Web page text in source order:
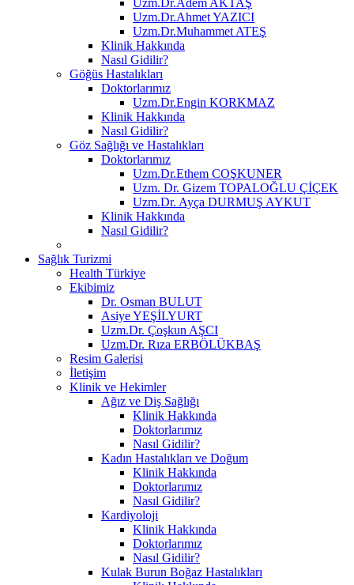
Uzm.Dr.Ahmet YAZICI
Uzm.Dr.Muhammet ATEŞ
Klinik Hakkında
Nasıl Gidilir?
Göğüs Hastalıkları
Doktorlarımız
Uzm.Dr.Engin KORKMAZ
Klinik Hakkında
Nasıl Gidilir?
Göz Sağlığı ve Hastalıkları
Doktorlarımız
Uzm.Dr.Ethem COŞKUNER
Uzm. Dr. Gizem TOPALOĞLU ÇİÇEK
Uzm.Dr. Ayça DURMUŞ AYKUT
Klinik Hakkında
Nasıl Gidilir?
Sağlık Turizmi
Health Türkiye
Ekibimiz
Dr. Osman BULUT
Asiye YEŞİLYURT
Uzm.Dr. Çoşkun AŞCI
Uzm.Dr. Rıza ERBÖLÜKBAŞ
Resim Galerisi
İletişim
Klinik ve Hekimler
Ağız ve Diş Sağlığı
Klinik Hakkında
Doktorlarımız
Nasıl Gidilir?
Kadın Hastalıkları ve Doğum
Klinik Hakkında
Doktorlarımız
Nasıl Gidilir?
Kardiyoloji
Klinik Hakkında
Doktorlarımız
Nasıl Gidilir?
Kulak Burun Boğaz Hastalıkları